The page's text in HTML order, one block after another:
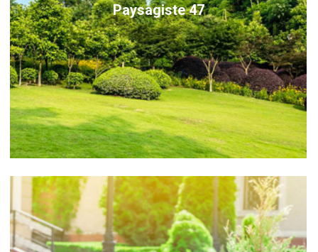
Paysagiste 47